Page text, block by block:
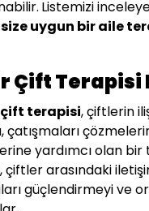
Listemizi
size uygun bir aile
Çift Terapisi
çift terapisi, çiftlerin
çatışmaları
yardımcı olan bir
, çiftler arasındaki
güçlendirmeyi ve